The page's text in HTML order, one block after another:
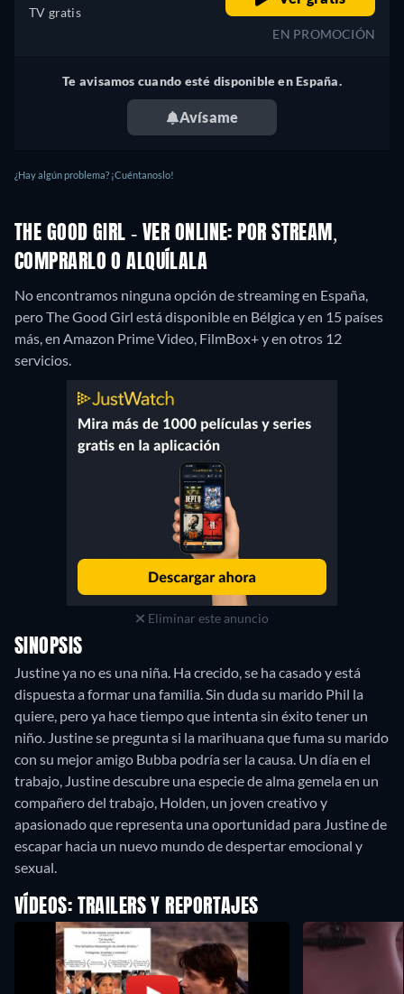
TV gratis
EN PROMOCIÓN
Te avisamos cuando esté disponible en España.
Avísame
¿Hay algún problema? ¡Cuéntanoslo!
THE GOOD GIRL - VER ONLINE: POR STREAM,
COMPRARLO O ALQUÍLALA
No encontramos ninguna opción de streaming en España,
pero The Good Girl está disponible en Bélgica y en 15 países
más, en Amazon Prime Video, FilmBox+ y en otros 12
servicios.
Eliminar este anuncio
SINOPSIS
Justine ya no es una niña. Ha crecido, se ha casado y está
dispuesta a formar una familia. Sin duda su marido Phil la
quiere, pero ya hace tiempo que intenta sin éxito tener un
niño. Justine se pregunta si la marihuana que fuma su marido
con su mejor amigo Bubba podría ser la causa. Un día en el
trabajo, Justine descubre una especie de alma gemela en un
compañero del trabajo, Holden, un joven creativo y
apasionado que representa una oportunidad para Justine de
escapar hacia un nuevo mundo de despertar emocional y
sexual.
VÍDEOS: TRAILERS Y REPORTAJES